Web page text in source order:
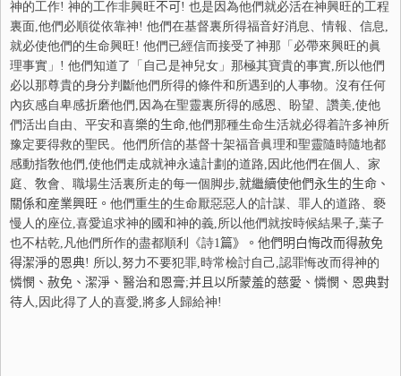
神的工作! 神的工作非興旺不可 ! 也是因為他們就必活在神興旺的工程
裏面,他們必順從依靠神! 他們在基督裏所得福音好消息、情報、信息,
就必使他們的生命興旺! 他們已經信而接受了神那「必帶來興旺的眞
理事實」! 他們知道了「自己是神兒女」那極其寶貴的事實,所以他們
必以那尊貴的身分判斷他們所得的條件和所遇到的人事物。沒有任何
內疚感自卑感折磨他們,因為在聖靈裏所得的感恩、盼望、讚美,使他
們活出自由、平安和喜樂的生命,他們那種生命生活就必得着許多神所
豫定要得救的聖民。他們所信的基督十架福音眞理和聖靈隨時隨地都
感動指敎他們,使他們走成就神永遠計劃的道路,因此他們在個人、家
庭、敎會、職場生活裏所走的每一個脚步,就繼續使他們永生的生命、
關係和産業興旺。 他們重生的生命厭惡惡人的計謀、罪人的道路、褻
慢人的座位,喜愛追求神的國和神的義,所以他們就按時候結果子,葉子
也不枯乾,凡他們所作的盡都順利《詩1篇》。他們明白悔改而得赦免
得潔淨的恩典! 所以,努力不要犯罪,時常檢討自己,認罪悔改而得神的
憐憫 、赦免、潔淨、醫治和恩膏;并 且以所蒙羞的慈愛、 憐憫 、恩典對
待人,因此得了人的喜愛,將多人歸給神!